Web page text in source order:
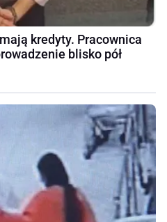
kredyty. Pracownica
blisko pół